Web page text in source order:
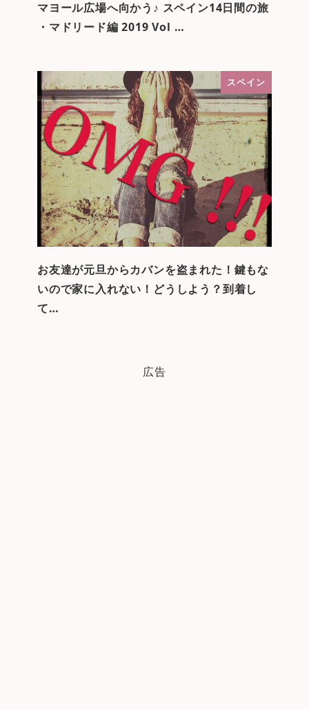
マヨール広場へ向かう♪ スペイン14日間の旅
・マドリード編 2019 Vol …
スペイン
お友達が元旦からカバンを盗まれた！鍵もな
いので家に入れない！どうしよう？到着し
て…
広告